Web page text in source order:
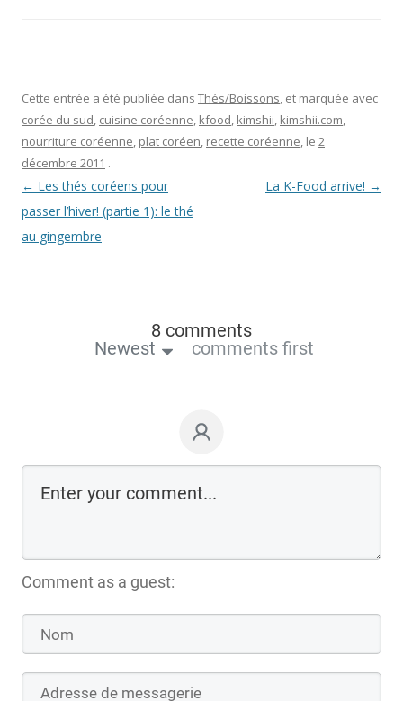
Cette entrée a été publiée dans Thés/Boissons, et marquée avec
corée du sud, cuisine coréenne, kfood, kimshii, kimshii.com,
nourriture coréenne, plat coréen, recette coréenne, le 2
décembre 2011 .
Navigation
des
articles
← Les thés coréens pour
passer l’hiver! (partie 1): le thé
au gingembre
La K-Food arrive! →
8 comments
Newest
comments first
Comment as a guest: